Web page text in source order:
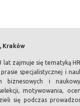
Kraków
lat zajmuje się tematyką
specjalistycznej i
biznesowych i
motywowania,
się podczas